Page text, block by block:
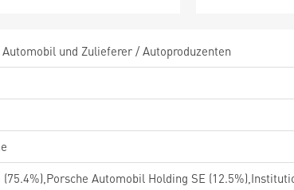
und Zulieferer / Autoproduzenten
(75.4%),Porsche Automobil Holding SE